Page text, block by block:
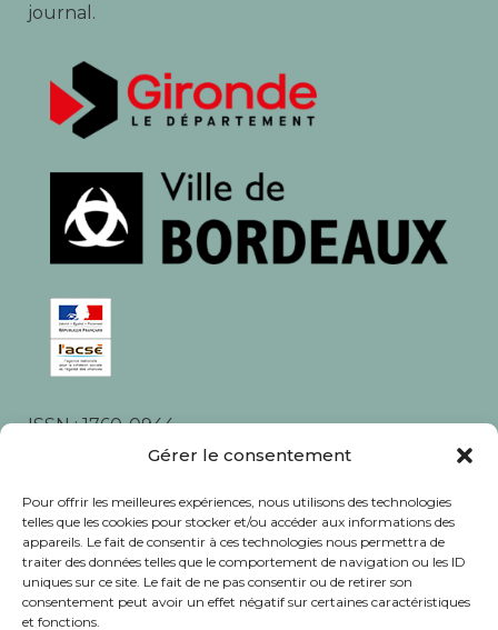
Gérer le consentement
Pour offrir les meilleures expériences, nous utilisons des technologies
telles que les cookies pour stocker et/ou accéder aux informations des
appareils. Le fait de consentir à ces technologies nous permettra de
traiter des données telles que le comportement de navigation ou les ID
uniques sur ce site. Le fait de ne pas consentir ou de retirer son
consentement peut avoir un effet négatif sur certaines caractéristiques
et fonctions.
journal.
ISSN : 1760-0944
Rédaction, photos et corrections : habitants et
© Journal Bacalan 2024 - Tous droits